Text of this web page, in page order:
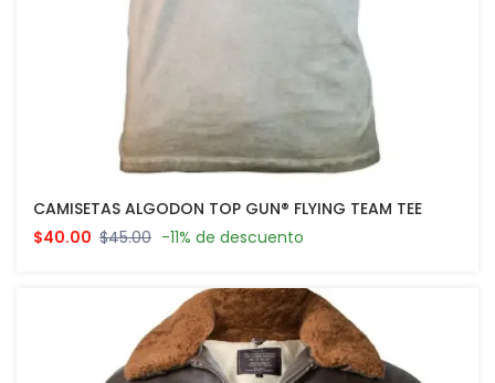
CAMISETAS ALGODON TOP GUN® FLYING TEAM TEE
$40.00 $45.00 -11% de descuento